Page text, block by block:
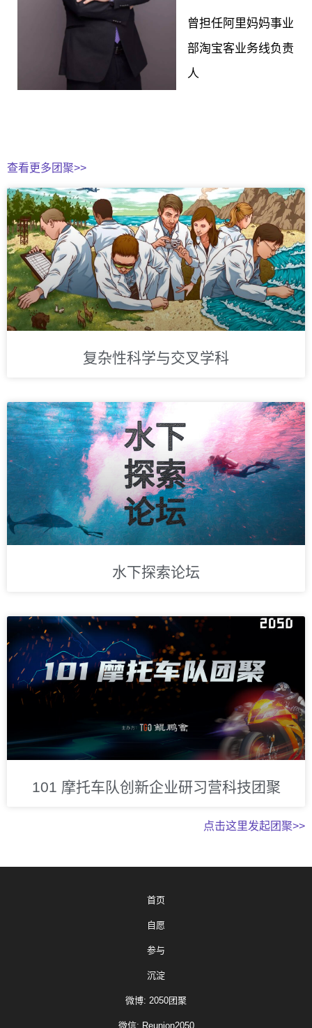
曾担任阿里妈妈事业
部淘宝客业务线负责
人
查看更多团聚>>
复杂性科学与交叉学科
水下探索论坛
101 摩托车队创新企业研习营科技团聚
点击这里发起团聚>>
首页
自愿
参与
沉淀
微博: 2050团聚
微信: Reunion2050